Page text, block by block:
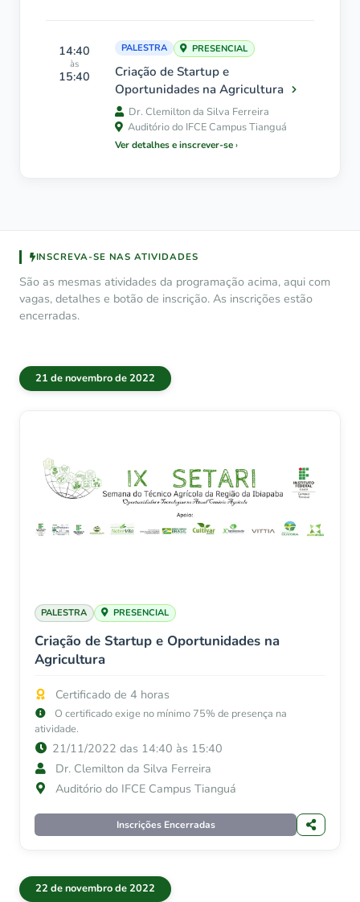
14:40
às
15:40
PALESTRA PRESENCIAL
Criação de Startup e
Oportunidades na Agricultura
Dr. Clemilton da Silva Ferreira
Auditório do IFCE Campus Tianguá
Ver detalhes e inscrever-se
INSCREVA-SE NAS ATIVIDADES
São as mesmas atividades da programação acima, aqui com
vagas, detalhes e botão de inscrição. As inscrições estão
encerradas.
21 de novembro de 2022
PALESTRA PRESENCIAL
Criação de Startup e Oportunidades na
Agricultura
Certificado de 4 horas
O certificado exige no mínimo 75% de presença na
atividade.
21/11/2022 das 14:40 às 15:40
Dr. Clemilton da Silva Ferreira
Auditório do IFCE Campus Tianguá
Inscrições Encerradas
22 de novembro de 2022